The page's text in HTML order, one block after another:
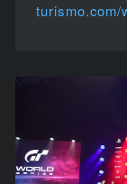
turismo.com/